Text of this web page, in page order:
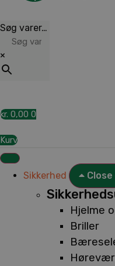
Søg varer…
×
kr. 0,00 0
Kurv
Sikkerhed
Hjelme
Briller